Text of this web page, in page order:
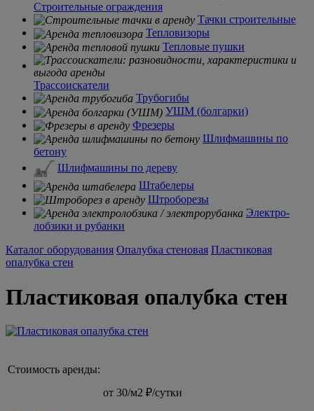
Строительные ограждения
Тачки строительные
Тепловизоры
Тепловые пушки
Трассоискатели
Трубогибы
УШМ (болгарки)
Фрезеры
Шлифмашины по
бетону
Шлифмашины по дереву
Штабелеры
Штроборезы
Электро-
лобзики и рубанки
Каталог оборудования Опалубка стеновая Пластиковая
опалубка стен
Пластиковая опалубка стен
Стоимость аренды:
от 30/м2 ₽/сутки